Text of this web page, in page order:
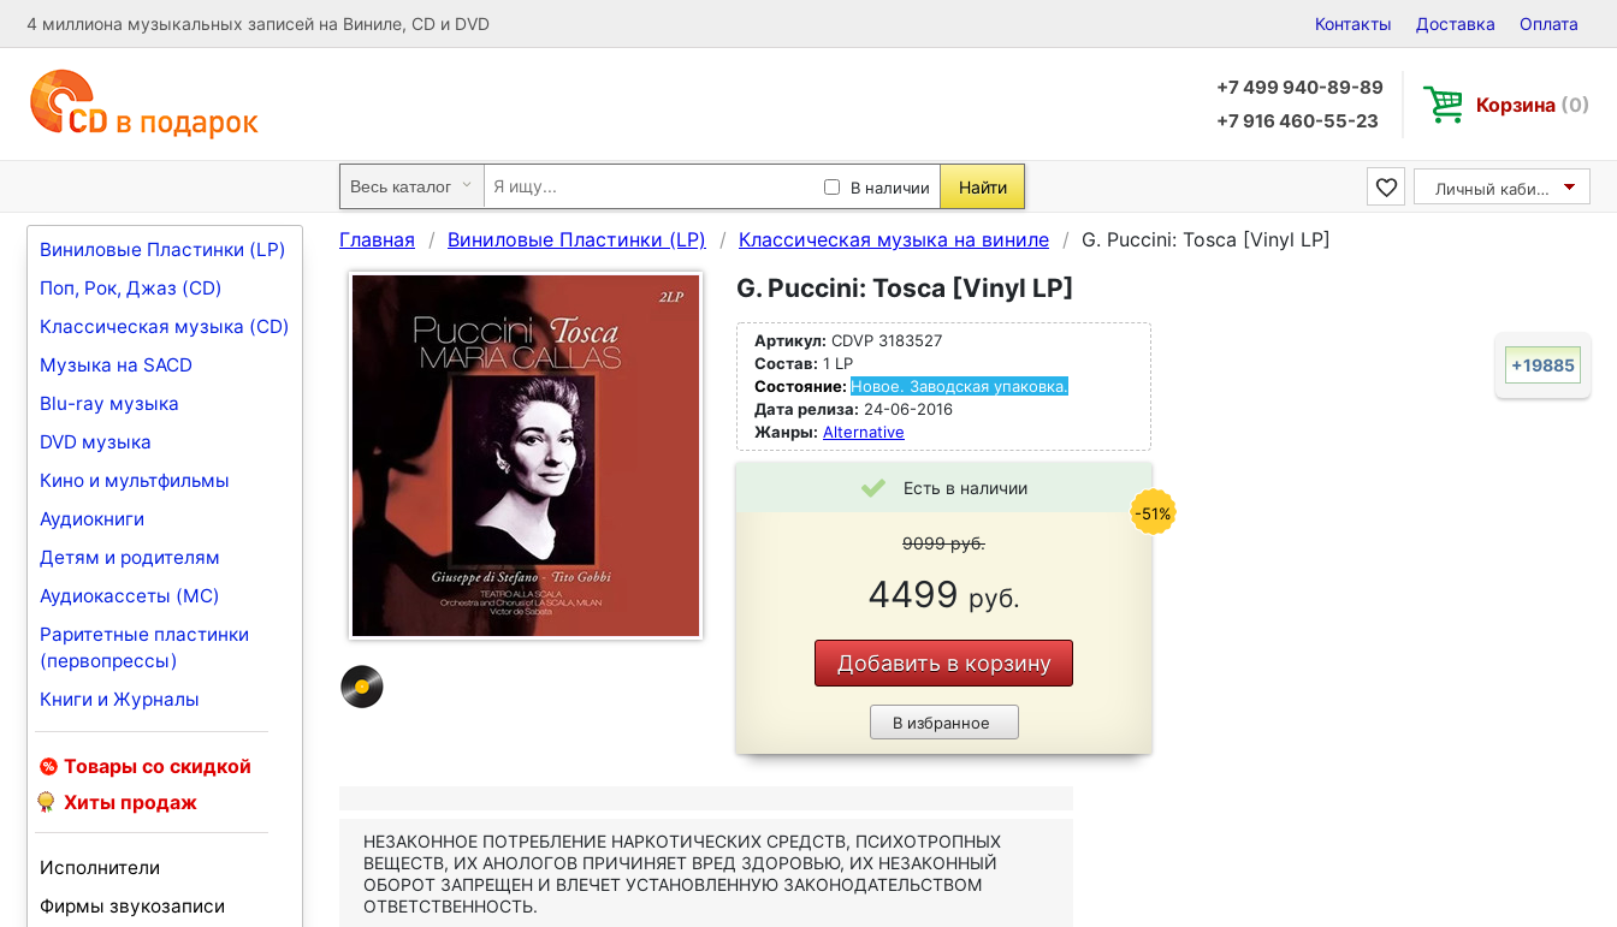
4 миллиона музыкальных записей на Виниле, CD и DVD Контакты Доставка Оплата
+7 499 940-89-89
+7 916 460-55-23
Корзина (0)
В наличии Найти Личный кабинет
Виниловые Пластинки (LP)
Поп, Рок, Джаз (CD)
Классическая музыка (CD)
Музыка на SACD
Blu-ray музыка
DVD музыка
Кино и мультфильмы
Аудиокниги
Детям и родителям
Аудиокассеты (MC)
Раритетные пластинки
(первопрессы)
Книги и Журналы
Товары со скидкой
Хиты продаж
Исполнители
Фирмы звукозаписи
Главная Виниловые Пластинки (LP) Классическая музыка на виниле G. Puccini: Tosca [Vinyl LP]
G. Puccini: Tosca [Vinyl LP]
Артикул: CDVP 3183527
Состав: 1 LP
Состояние: Новое. Заводская упаковка.
Дата релиза: 24-06-2016
Жанры: Alternative
Есть в наличии
9099руб.
4499 руб.
Добавить в корзину
В избранное
-51%
+19885
НЕЗАКОННОЕ ПОТРЕБЛЕНИЕ НАРКОТИЧЕСКИХ СРЕДСТВ, ПСИХОТРОПНЫХ
ВЕЩЕСТВ, ИХ АНОЛОГОВ ПРИЧИНЯЕТ ВРЕД ЗДОРОВЬЮ, ИХ НЕЗАКОННЫЙ
ОБОРОТ ЗАПРЕЩЕН И ВЛЕЧЕТ УСТАНОВЛЕННУЮ ЗАКОНОДАТЕЛЬСТВОМ
ОТВЕТСТВЕННОСТЬ.